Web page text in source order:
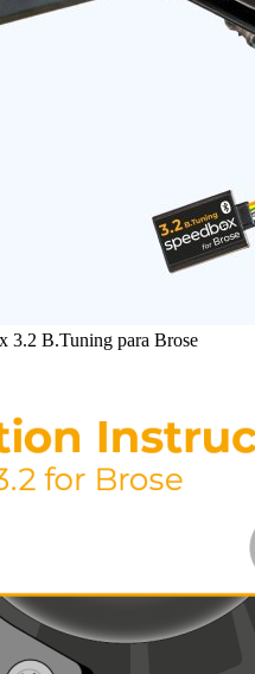
3.2 B.Tuning para Brose